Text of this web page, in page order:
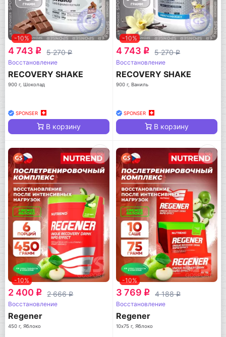
-10%
4 743 q 5 270q
Восстановление
RECOVERY SHAKE
900 г, Шоколад
SPONSER
В корзину
-10%
4 743 q 5 270q
Восстановление
RECOVERY SHAKE
900 г, Ваниль
SPONSER
В корзину
-10%
2 400 q 2 666q
Восстановление
Regener
450 г, Яблоко
-10%
3 769 q 4 188q
Восстановление
Regener
10х75 г, Яблоко